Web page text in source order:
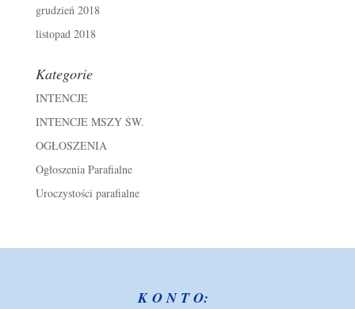
grudzień 2018
listopad 2018
Kategorie
INTENCJE
INTENCJE MSZY ŚW.
OGŁOSZENIA
Ogłoszenia Parafialne
Uroczystości parafialne
K O N T O: